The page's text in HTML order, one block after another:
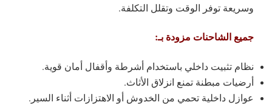
وسريعة توفر الوقت وتقلل التكلفة.
جميع الشاحنات مزودة بـ:
نظام تثبيت داخلي باستخدام أشرطة وأقفال أمان قوية.
أرضيات مبطنة تمنع انزلاق الأثاث.
عوازل داخلية تحمي من الخدوش أو الاهتزازات أثناء السير.